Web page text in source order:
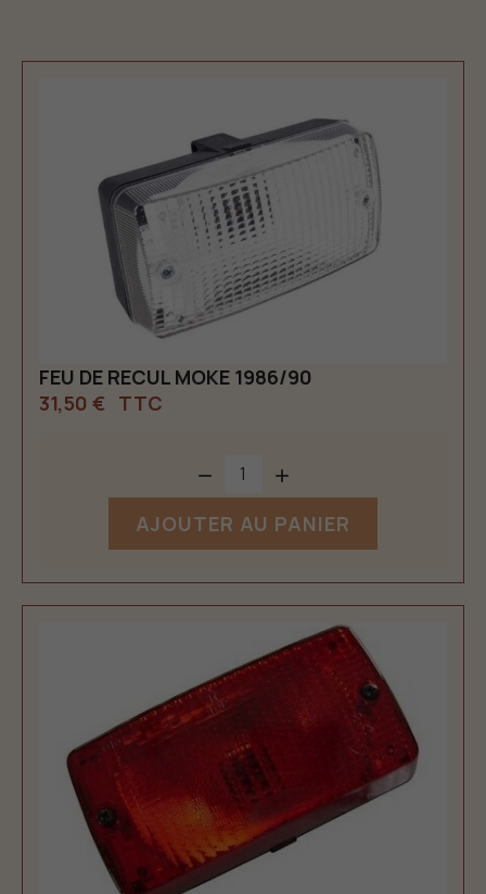
FEU DE RECUL MOKE 1986/90
31,50 € TTC
AJOUTER AU PANIER
 